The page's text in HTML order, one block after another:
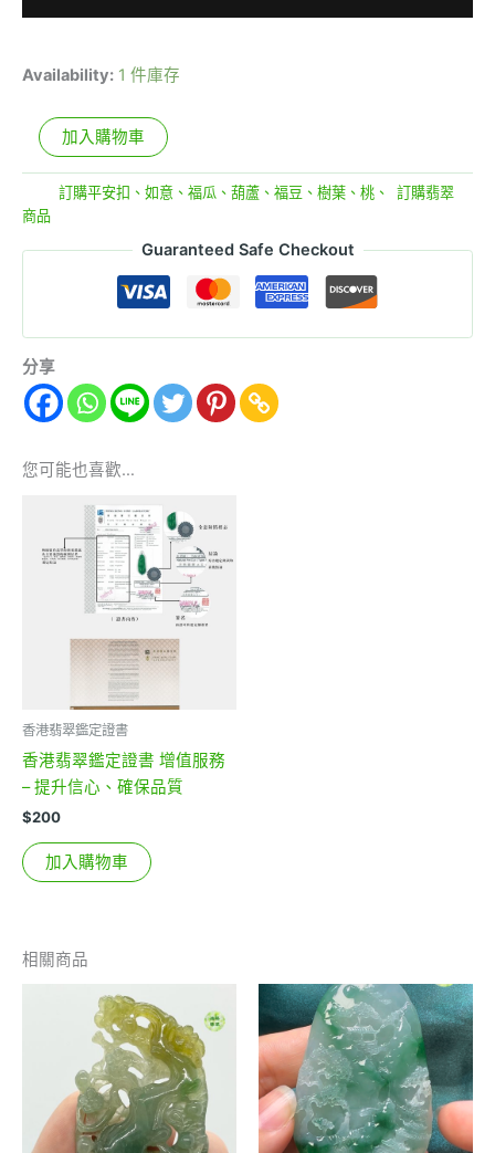
Availability: 1 件庫存
加入購物車
訂購平安扣、如意、福瓜、葫蘆、福豆、樹葉、桃、
訂購翡翠
商品
Guaranteed Safe Checkout
分享
您可能也喜歡…
香港翡翠鑑定證書
香港翡翠鑑定證書 增值服務
– 提升信心、確保品質
$200
加入購物車
相關商品